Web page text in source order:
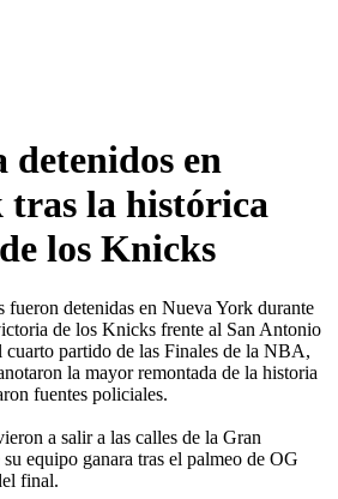
detenidos en
tras la histórica
los Knicks
fueron detenidas en Nueva York durante
de los Knicks frente al San Antonio
cuarto partido de las Finales de la NBA,
la mayor remontada de la historia
fuentes policiales.
a salir a las calles de la Gran
equipo ganara tras el palmeo de OG
final.